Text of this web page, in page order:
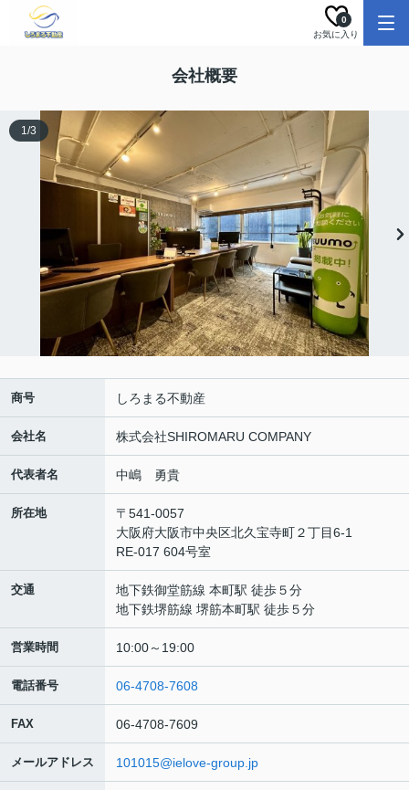
お気に入り
0
会社概要
1/3
商号 しろまる不動産
会社名 株式会社SHIROMARU COMPANY
代表者名 中嶋 勇貴
所在地
〒541-0057
大阪府大阪市中央区北久宝寺町２丁目6-1
RE-017 604号室
交通
地下鉄御堂筋線 本町駅 徒歩５分
地下鉄堺筋線 堺筋本町駅 徒歩５分
営業時間 10:00～19:00
電話番号 06-4708-7608
FAX 06-4708-7609
メールアドレス 101015@ielove-group.jp